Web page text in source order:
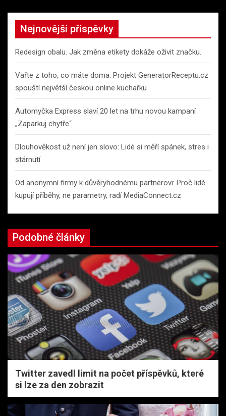
r
h
Nejnovější příspěvky
Redesign obalu. Jak změna etikety dokáže oživit značku.
Vařte z toho, co máte doma: Projekt GeneratorReceptu.cz
spouští největší českou online kuchařku
Automyčka Express slaví 20 let na trhu novou kampaní
„Zaparkuj chytře“
Dlouhověkost už není jen slovo: Lidé si měří spánek, stres i
stárnutí
Od anonymní firmy k důvěryhodnému partnerovi: Proč lidé
kupují příběhy, ne parametry, radí MediaConnect.cz
Podobné články
Twitter zavedl limit na počet příspěvků, které
si lze za den zobrazit